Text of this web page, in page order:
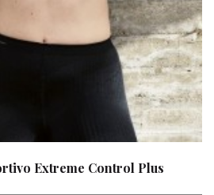
Extreme Control Plus